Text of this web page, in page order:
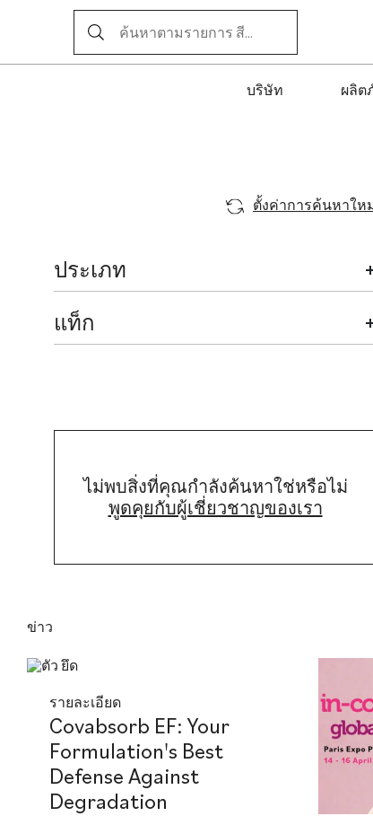
บริษัท ผลิ
ตั้งค่าการค้นหาให
ประเภท
แท็ก
ไม่พบสิ่งที่คุณกําลังค้นหาใช่หรือไม่
พูดคุยกับผู้เชี่ยวชาญของเรา
ข่าว
รายละเอียด
Covabsorb EF: Your
Formulation's Best
Defense Against
Degradation